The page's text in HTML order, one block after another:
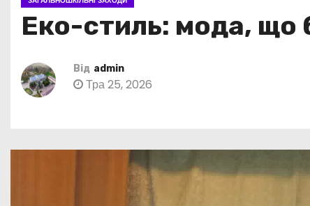
Еко-стиль: мода, що
Від admin
Тра 25, 2026